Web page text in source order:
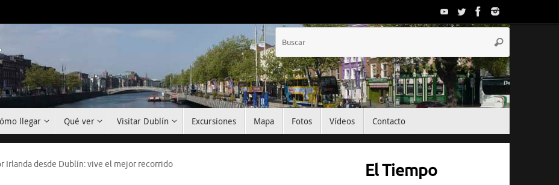
Buscar
llegar Qué ver Visitar Dublín Excursiones Mapa Fotos Vídeos Contacto
Irlanda desde Dublín: vive el mejor recorrido El Tiempo